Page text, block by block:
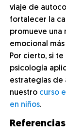
viaje de
fortalecer la
promueve una
emocional
Por cierto, si
psicología
estrategias de
nuestro curso
en niños.